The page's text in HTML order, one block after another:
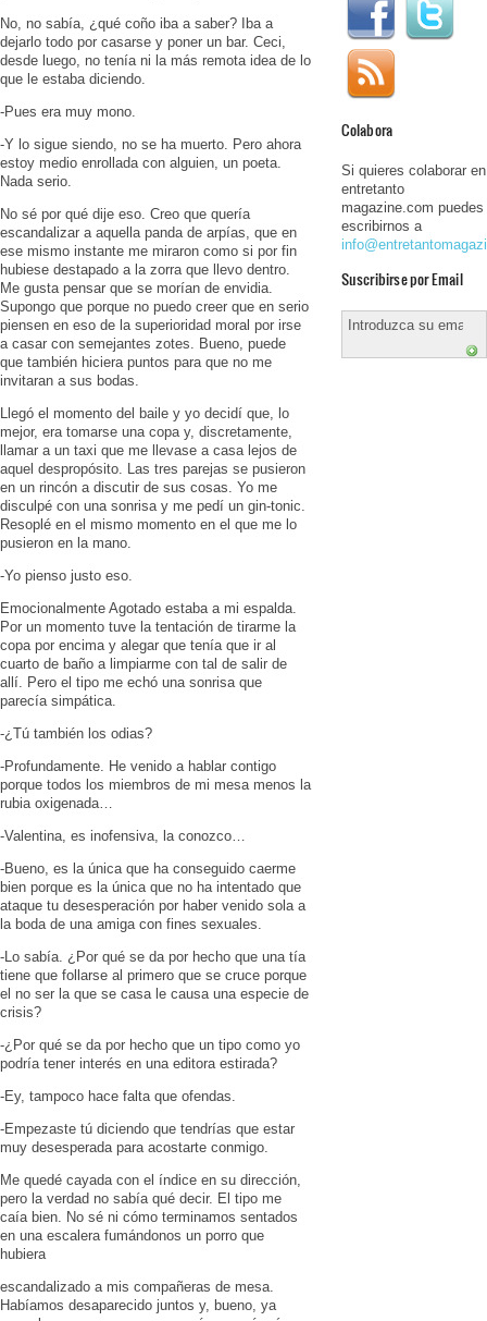
No, no sabía, ¿qué coño iba a saber? Iba a
dejarlo todo por casarse y poner un bar. Ceci,
desde luego, no tenía ni la más remota idea de lo
que le estaba diciendo.
-Pues era muy mono.
-Y lo sigue siendo, no se ha muerto. Pero ahora
estoy medio enrollada con alguien, un poeta.
Nada serio.
No sé por qué dije eso. Creo que quería
escandalizar a aquella panda de arpías, que en
ese mismo instante me miraron como si por fin
hubiese destapado a la zorra que llevo dentro.
Me gusta pensar que se morían de envidia.
Supongo que porque no puedo creer que en serio
piensen en eso de la superioridad moral por irse
a casar con semejantes zotes. Bueno, puede
que también hiciera puntos para que no me
invitaran a sus bodas.
Llegó el momento del baile y yo decidí que, lo
mejor, era tomarse una copa y, discretamente,
llamar a un taxi que me llevase a casa lejos de
aquel despropósito. Las tres parejas se pusieron
en un rincón a discutir de sus cosas. Yo me
disculpé con una sonrisa y me pedí un gin-tonic.
Resoplé en el mismo momento en el que me lo
pusieron en la mano.
-Yo pienso justo eso.
Emocionalmente Agotado estaba a mi espalda.
Por un momento tuve la tentación de tirarme la
copa por encima y alegar que tenía que ir al
cuarto de baño a limpiarme con tal de salir de
allí. Pero el tipo me echó una sonrisa que
parecía simpática.
-¿Tú también los odias?
-Profundamente. He venido a hablar contigo
porque todos los miembros de mi mesa menos la
rubia oxigenada…
-Valentina, es inofensiva, la conozco…
-Bueno, es la única que ha conseguido caerme
bien porque es la única que no ha intentado que
ataque tu desesperación por haber venido sola a
la boda de una amiga con fines sexuales.
-Lo sabía. ¿Por qué se da por hecho que una tía
tiene que follarse al primero que se cruce porque
el no ser la que se casa le causa una especie de
crisis?
-¿Por qué se da por hecho que un tipo como yo
podría tener interés en una editora estirada?
-Ey, tampoco hace falta que ofendas.
-Empezaste tú diciendo que tendrías que estar
muy desesperada para acostarte conmigo.
Me quedé cayada con el índice en su dirección,
pero la verdad no sabía qué decir. El tipo me
caía bien. No sé ni cómo terminamos sentados
en una escalera fumándonos un porro que
hubiera
escandalizado a mis compañeras de mesa.
Habíamos desaparecido juntos y, bueno, ya
Colabora
Si quieres colaborar en
entretanto
magazine.com puedes
escribirnos a
Suscribirse por Email